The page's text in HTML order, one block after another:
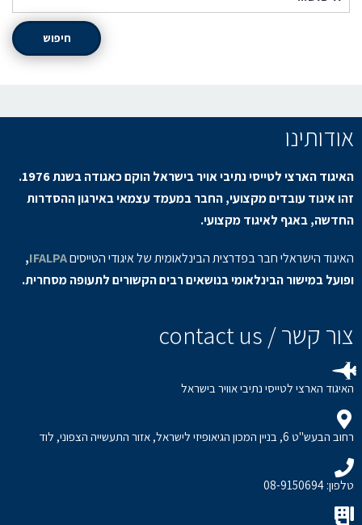
חיפוש
אודותינו
האיגוד הארצי לטייסי נתיבי אויר בישראל הוקם כאגודה בשנת 1976.
זהו איגוד עובדים מקצועי, החבר במעמד עצמאי באירגון ההסדרות
החדשה, באגף לאיגוד מקצועי.
האיגוד הישראלי חבר בפדרצית הבינלאומית של איגודי הטייסיםIFALPA
,
ופועל במישור הבינלאומי בנושאים רבים הקשורים לתעופה מסחרית.
צור קשר / contact us
האיגוד הארצי לטייסי נתיבי אוויר בישראל
רחוב הבעש"ט 6, בניין המכון הגיאופיזי לישראל, אזור התעשייה הצפוני, לוד
טלפון: 08-9150694